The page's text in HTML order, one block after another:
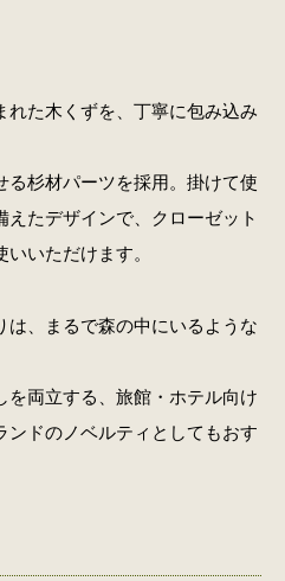
れた木くずを、丁寧に包み込み
る杉材パーツを採用。掛けて使
えたデザインで、クローゼット
いただけます。
は、まるで森の中にいるような
を両立する、旅館・ホテル向け
ンドのノベルティとしてもおす